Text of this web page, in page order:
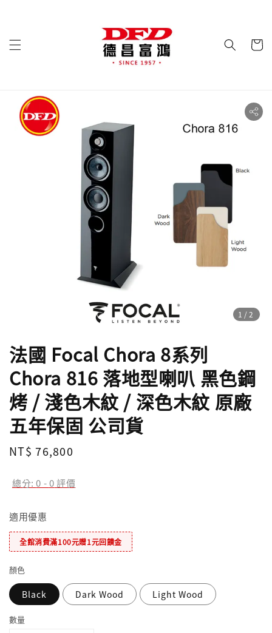
1 /2
法國 Focal Chora 8系列
Chora 816 落地型喇叭 黑色鋼
烤 / 淺色木紋 / 深色木紋 原廠
五年保固 公司貨
Regular
NT$ 76,800
總分:0 -0評價
適用優惠
全館消費滿100元贈1元回饋金
顏色
Black Dark Wood Light Wood
數量